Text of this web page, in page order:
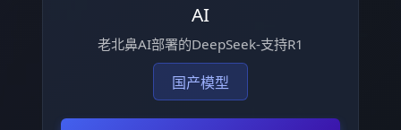
AI
老北鼻AI部署的DeepSeek-支持R1
国产模型